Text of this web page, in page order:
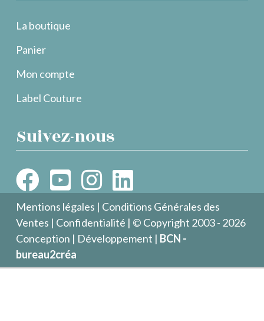
La boutique
Panier
Mon compte
Label Couture
Suivez-nous
Mentions légales | Conditions Générales des
Ventes | Confidentialité | © Copyright 2003 - 2026
Conception | Développement | BCN -
bureau2créa